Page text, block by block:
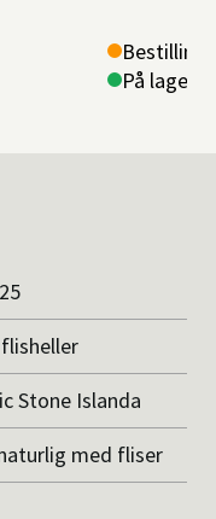
På lager i
Stone Islanda
med fliser